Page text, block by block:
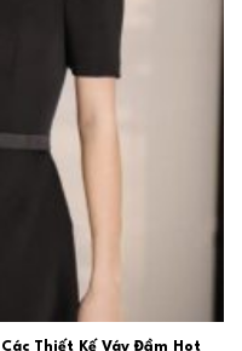
Thiết Kế Váy Đầm Hot